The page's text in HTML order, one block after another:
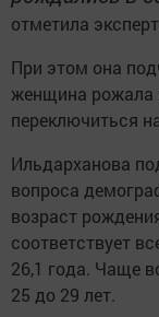
отметила
При этом она
женщина рожала
переключиться
Ильдарханова
вопроса
возраст
соответствует
26,1 года. Чаще
25 до 29 лет.